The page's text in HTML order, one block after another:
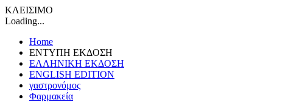
ΚΛΕΙΣΙΜΟ
Loading...
Home
ΕΝΤΥΠΗ ΕΚΔΟΣΗ
ΕΛΛΗΝΙΚΗ ΕΚΔΟΣΗ
ENGLISH EDITION
γαστρονόμος
Φαρμακεία